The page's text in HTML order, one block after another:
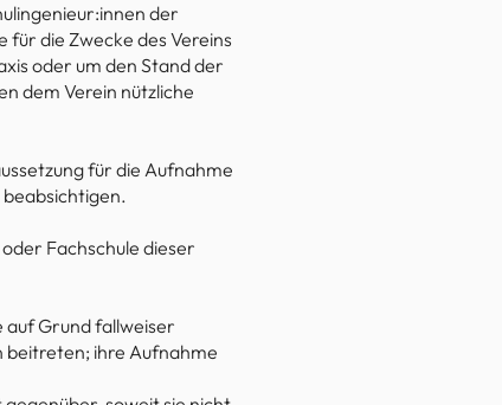
der
für die Zwecke des Vereins
oder um den Stand der
dem Verein nützliche
für die Aufnahme
Fachschule dieser
Grund fallweiser
beitreten; ihre Aufnahme